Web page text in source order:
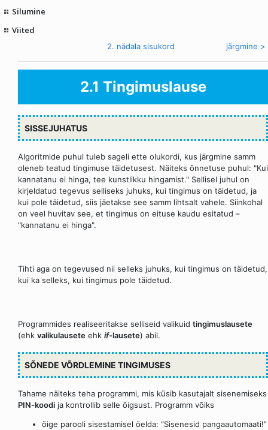
Silumine
Viited
2. nädala sisukord järgmine >
2.1 Tingimuslause
SISSEJUHATUS
Algoritmide puhul tuleb sageli ette olukordi, kus järgmine samm
oleneb teatud tingimuse täidetusest. Näiteks õnnetuse puhul: "Kui
kannatanu ei hinga, tee kunstlikku hingamist." Sellisel juhul on
kirjeldatud tegevus selliseks juhuks, kui tingimus on täidetud, ja
kui pole täidetud, siis jäetakse see samm lihtsalt vahele. Siinkohal
on veel huvitav see, et tingimus on eituse kaudu esitatud –
"kannatanu ei hinga".
Tihti aga on tegevused nii selleks juhuks, kui tingimus on täidetud,
kui ka selleks, kui tingimus pole täidetud.
Programmides realiseeritakse selliseid valikuid tingimuslausete
(ehk valikulausete ehk if-lausete) abil.
SÕNEDE VÕRDLEMINE TINGIMUSES
Tahame näiteks teha programmi, mis küsib kasutajalt sisenemiseks
PIN-koodi ja kontrollib selle õigsust. Programm võiks
õige parooli sisestamisel öelda: “Sisenesid pangaautomaati!”